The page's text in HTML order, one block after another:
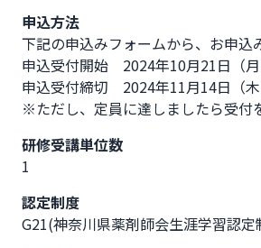
申込方法
下記の申込みフォームから、お申込
申込受付開始　2024年10月21日（
申込受付締切　2024年11月14日（
※ただし、定員に達しましたら受付
研修受講単位数
1
認定制度
G21(神奈川県薬剤師会生涯学習認定